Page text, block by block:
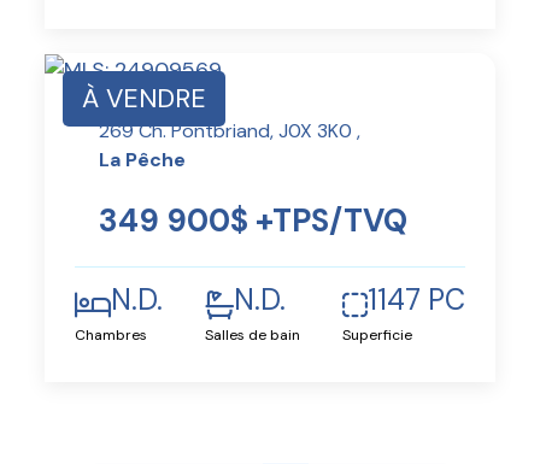
À VENDRE
269 Ch. Pontbriand, J0X 3K0 ,
La Pêche
349 900$ +TPS/TVQ
N.D.
Chambres
N.D.
Salles de bain
1147 PC
Superficie